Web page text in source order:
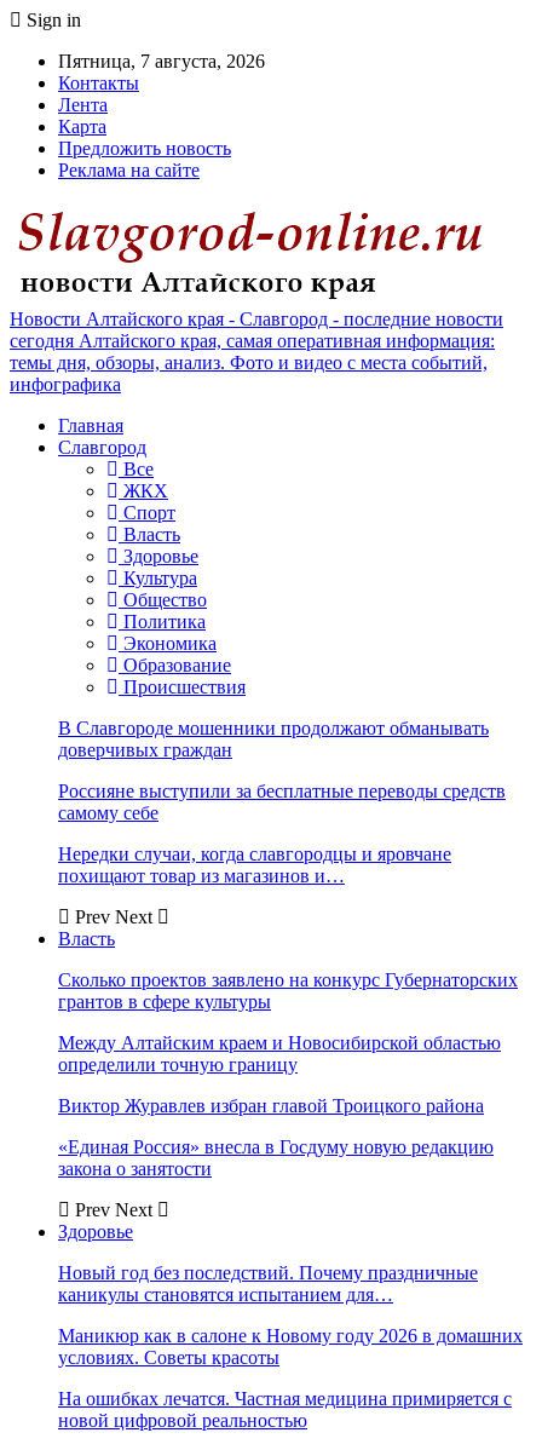
Sign in
Пятница, 7 августа, 2026
Контакты
Лента
Карта
Предложить новость
Реклама на сайте
Новости Алтайского края - Славгород - последние новости
сегодня Алтайского края, самая оперативная информация:
темы дня, обзоры, анализ. Фото и видео с места событий,
инфографика
Главная
Славгород
Все
ЖКХ
Спорт
Власть
Здоровье
Культура
Общество
Политика
Экономика
Образование
Происшествия
В Славгороде мошенники продолжают обманывать
доверчивых граждан
Россияне выступили за бесплатные переводы средств
самому себе
Нередки случаи, когда славгородцы и яровчане
похищают товар из магазинов и…
Prev Next
Власть
Сколько проектов заявлено на конкурс Губернаторских
грантов в сфере культуры
Между Алтайским краем и Новосибирской областью
определили точную границу
Виктор Журавлев избран главой Троицкого района
«Единая Россия» внесла в Госдуму новую редакцию
закона о занятости
Prev Next
Здоровье
Новый год без последствий. Почему праздничные
каникулы становятся испытанием для…
Маникюр как в салоне к Новому году 2026 в домашних
условиях. Советы красоты
На ошибках лечатся. Частная медицина примиряется с
новой цифровой реальностью